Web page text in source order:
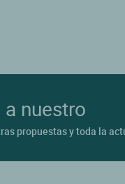
nuestro
propuestas y toda la